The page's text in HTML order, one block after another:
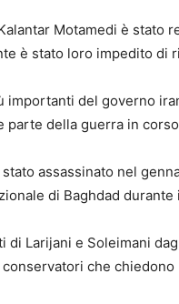
Motamedi è stato
è stato loro impedito di
importanti del governo
parte della guerra in
assassinato nel
di Baghdad
di Larijani e Soleimani
che chiedono